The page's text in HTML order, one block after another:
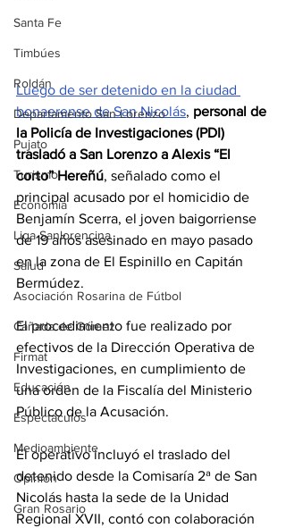
Santa Fe
Timbúes
Roldán
Departamento San Lorenzo
Pujato
Turismo
Economía
Liga Sanlorencina
Salud
Asociación Rosarina de Fútbol
Cañada de Gómez
Firmat
Educación
Espectáculos
Medioambiente
Opinión
Gran Rosario
Luego de ser detenido en la ciudad
bonaerense de San Nicolás, personal de
la Policía de Investigaciones (PDI)
trasladó a San Lorenzo a Alexis “El
corto” Hereñú, señalado como el
principal acusado por el homicidio de
Benjamín Scerra, el joven baigorriense
de 19 años asesinado en mayo pasado
en la zona de El Espinillo en Capitán
Bermúdez.
El procedimiento fue realizado por
efectivos de la Dirección Operativa de
Investigaciones, en cumplimiento de
una orden de la Fiscalía del Ministerio
Público de la Acusación.
El operativo incluyó el traslado del
detenido desde la Comisaría 2ª de San
Nicolás hasta la sede de la Unidad
Regional XVII, contó con colaboración